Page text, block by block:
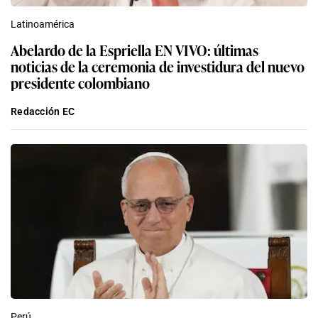
Latinoamérica
Abelardo de la Espriella EN VIVO: últimas
noticias de la ceremonia de investidura del nuevo
presidente colombiano
Redacción EC